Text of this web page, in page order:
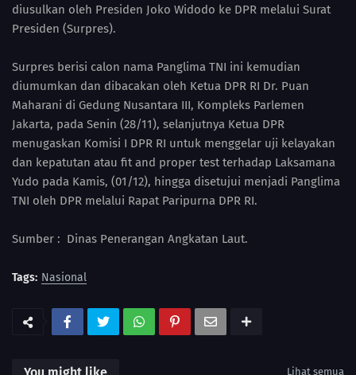
diusulkan oleh Presiden Joko Widodo ke DPR melalui Surat
Presiden (Surpres).
Surpres berisi calon nama Panglima TNI ini kemudian
diumumkan dan dibacakan oleh Ketua DPR RI Dr. Puan
Maharani di Gedung Nusantara III, Kompleks Parlemen
Jakarta, pada Senin (28/11), selanjutnya Ketua DPR
menugaskan Komisi I DPR RI untuk menggelar uji kelayakan
dan kepatutan atau fit and proper test terhadap Laksamana
Yudo pada Kamis, (01/12), hingga disetujui menjadi Panglima
TNI oleh DPR melalui Rapat Paripurna DPR RI.
Sumber : Dinas Penerangan Angkatan Laut.
Tags: Nasional
Lihat semua